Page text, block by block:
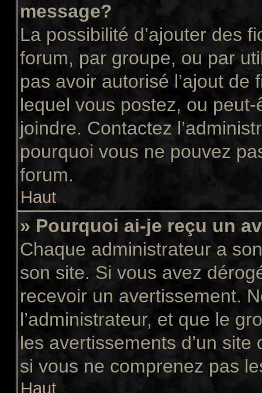
message?
La possibilité d’ajouter des
forum, par groupe, ou par
pas avoir autorisé l’ajout
lequel vous postez, ou
joindre. Contactez
pourquoi vous ne pouvez
forum.
Haut
» Pourquoi ai-je reçu un
Chaque administrateur a
son site. Si vous avez
recevoir un avertissement.
l’administrateur, et que le
les avertissements d’un
si vous ne comprenez pas
Haut